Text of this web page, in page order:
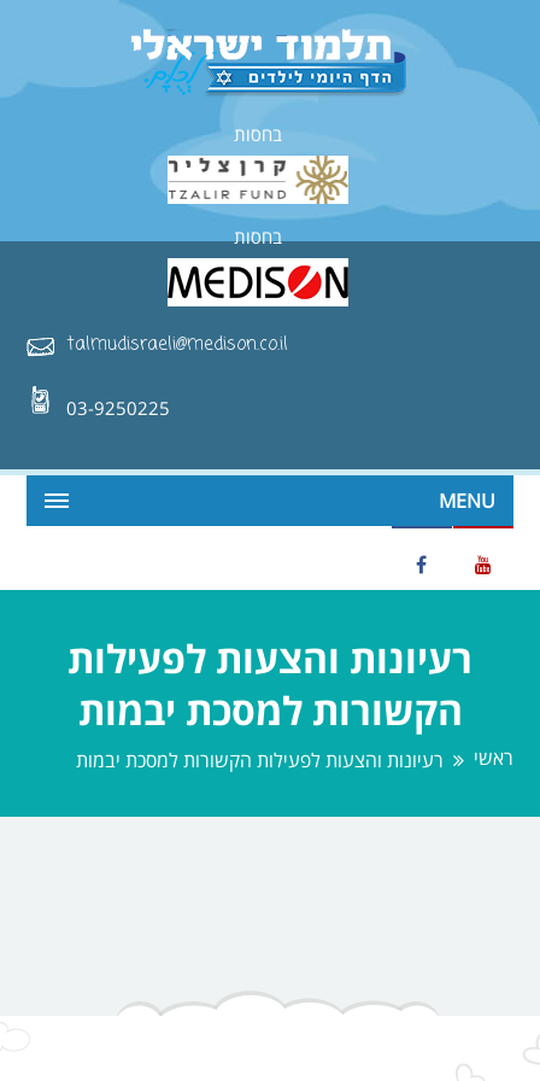
בחסות
בחסות
talmudisraeli@medison.co.il
03-9250225
MENU
רעיונות והצעות לפעילות
הקשורות למסכת יבמות
ראשי רעיונות והצעות לפעילות הקשורות למסכת יבמות